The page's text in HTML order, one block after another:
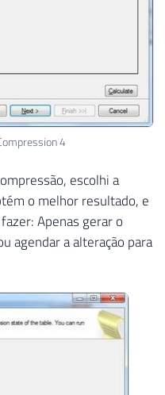
4
escolhi a
o melhor resultado, e
Apenas gerar o
agendar a alteração para